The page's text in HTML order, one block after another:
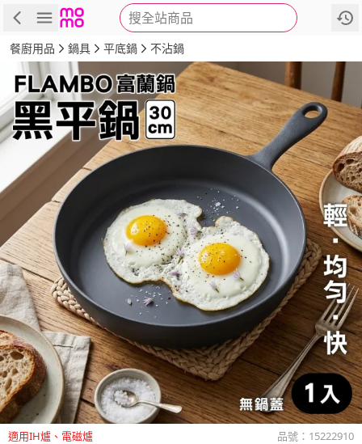
搜全站商品
商品 評價 詳情
餐廚用品 鍋具 平底鍋 不沾鍋
適用IH爐、電磁爐 品號： 15222910